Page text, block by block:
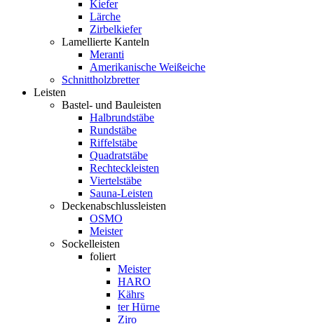
Kiefer
Lärche
Zirbelkiefer
Lamellierte Kanteln
Meranti
Amerikanische Weißeiche
Schnittholzbretter
Leisten
Bastel- und Bauleisten
Halbrundstäbe
Rundstäbe
Riffelstäbe
Quadratstäbe
Rechteckleisten
Viertelstäbe
Sauna-Leisten
Deckenabschlussleisten
OSMO
Meister
Sockelleisten
foliert
Meister
HARO
Kährs
ter Hürne
Ziro